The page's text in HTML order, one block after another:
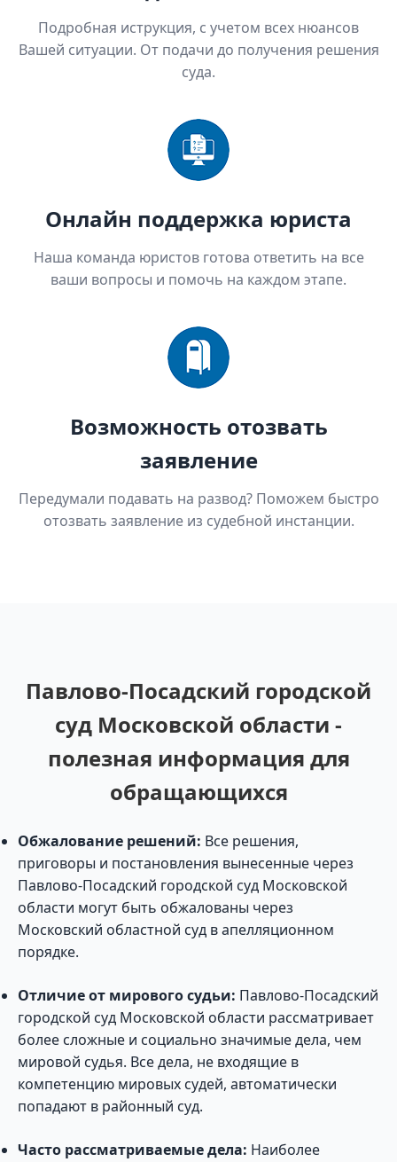
Подробная иструкция, с учетом всех нюансов
Вашей ситуации. От подачи до получения решения
суда.
Онлайн поддержка юриста
Наша команда юристов готова ответить на все
ваши вопросы и помочь на каждом этапе.
Возможность отозвать
заявление
Передумали подавать на развод? Поможем быстро
отозвать заявление из судебной инстанции.
Павлово-Посадский городской
суд Московской области -
полезная информация для
обращающихся
Обжалование решений: Все решения,
приговоры и постановления вынесенные через
Павлово-Посадский городской суд Московской
области могут быть обжалованы через
Московский областной суд в апелляционном
порядке.
Отличие от мирового судьи: Павлово-Посадский
городской суд Московской области рассматривает
более сложные и социально значимые дела, чем
мировой судья. Все дела, не входящие в
компетенцию мировых судей, автоматически
попадают в районный суд.
Часто рассматриваемые дела: Наиболее